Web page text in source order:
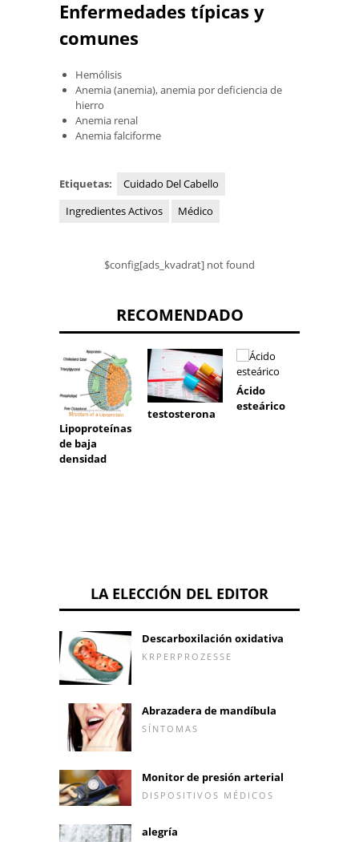
Enfermedades típicas y
comunes
Hemólisis
Anemia (anemia), anemia por deficiencia de
hierro
Anemia renal
Anemia falciforme
Etiquetas:
Cuidado Del Cabello
Ingredientes Activos
Médico
$config[ads_kvadrat] not found
RECOMENDADO
Lipoproteínas
de baja
densidad
testosterona
Ácido
esteárico
LA ELECCIÓN DEL EDITOR
Descarboxilación oxidativa
KRPERPROZESSE
Abrazadera de mandíbula
SÍNTOMAS
Monitor de presión arterial
DISPOSITIVOS MÉDICOS
alegría